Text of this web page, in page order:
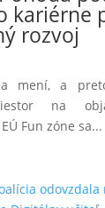
kariérne
rozvoj
mení, a
na
Fun zóne sa...